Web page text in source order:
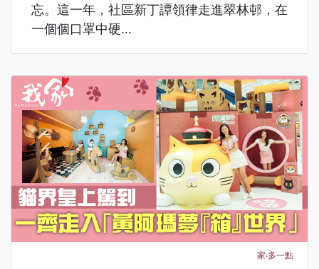
忘。這一年，社區新丁譚領律走進翠林邨，在
一個個口罩中硬...
家‧多一點